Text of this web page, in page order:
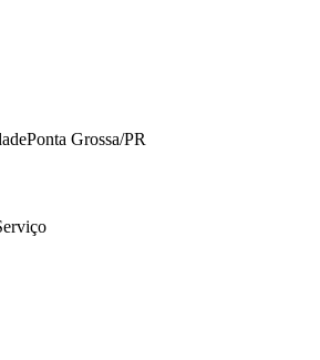
Ponta Grossa/PR